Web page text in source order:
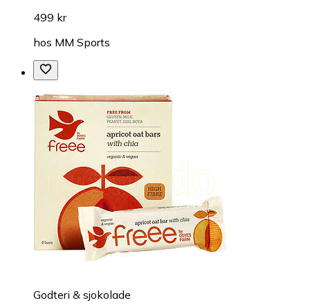
499 kr
hos MM Sports
Godteri & sjokolade